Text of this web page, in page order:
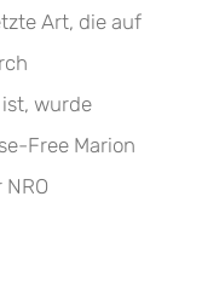
Art, die auf
wurde
Free Marion